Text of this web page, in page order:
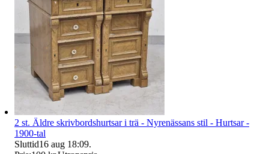
2 st. Äldre skrivbordshurtsar i trä - Nyrenässans stil - Hurtsar -
1900-tal
Sluttid16 aug 18:09.